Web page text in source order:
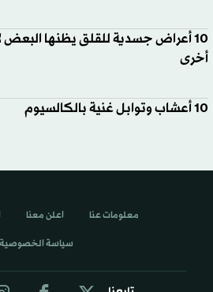
10 أعراض جسدية للقلق يظنها
أخرى
10 أعشاب وتوابل غنية بالكالسيوم
معلومات عنا اعلن معنا
سياسة الخصوصية